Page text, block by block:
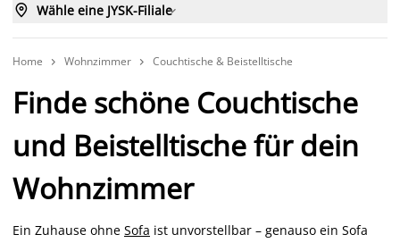
 Wähle eine JYSK-Filiale
Home  Wohnzimmer  Couchtische & Beistelltische
Finde schöne Couchtische
und Beistelltische für dein
Wohnzimmer
Ein Zuhause ohne Sofa ist unvorstellbar – genauso ein Sofa